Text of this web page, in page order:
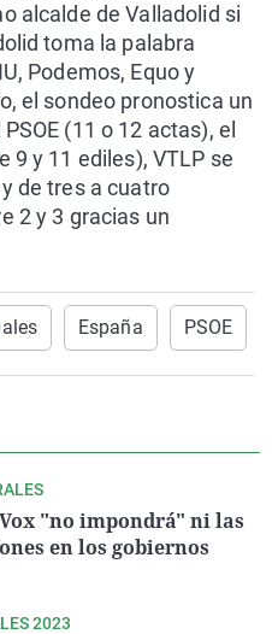
alcalde de Valladolid si
toma la palabra
Podemos, Equo y
el sondeo pronostica un
(11 o 12 actas), el
9 y 11 ediles), VTLP se
de tres a cuatro
2 y 3 gracias un
España PSOE
"no impondrá" ni las
en los gobiernos
2023